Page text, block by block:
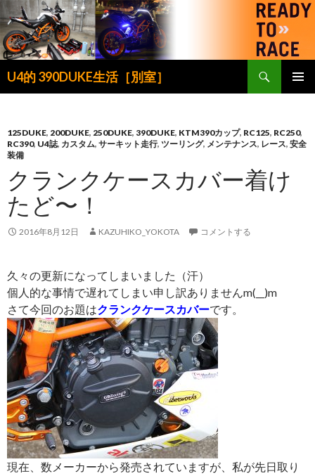
U4的 390DUKE生活［別室］
索
ン
ツ
へ
ス
キ
ッ
125DUKE, 200DUKE, 250DUKE, 390DUKE, KTM390カップ, RC125, RC250,
RC390, U4誌, カスタム, サーキット走行, ツーリング, メンテナンス, レース, 安全
装備
クランクケースカバー着け
たど〜！
2016年8月12日 KAZUHIKO_YOKOTA コメントする
久々の更新になってしまいました（汗）
個人的な事情で遅れてしまい申し訳ありませんm(__)m
さて今回のお題はクランクケースカバーです。
現在、数メーカーから発売されていますが、私が先日取り